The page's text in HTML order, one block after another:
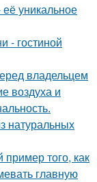
уникальное
- гостиной
владельцем
воздуха и
натуральных
того, как
главную